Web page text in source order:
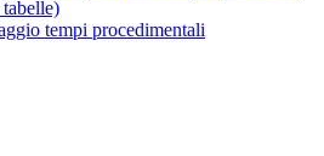
tempi procedimentali